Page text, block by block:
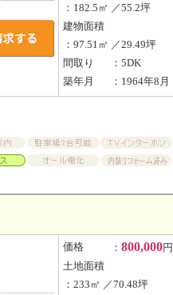
：182.5㎡ ／55.2坪
建物面積
：97.51㎡ ／29.49坪
間取り
：5DK
築年月
：1964年8月
価格 ：800,000円
土地面積
：233㎡ ／70.48坪